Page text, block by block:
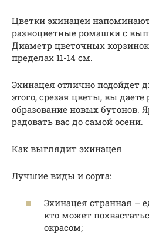
Цветки эхинацеи
разноцветные ромашки с
Диаметр цветочных
пределах 11-14 см.
Эхинацея отлично подойдет
этого, срезая цветы, вы
образование новых бутонов.
радовать вас до самой осени.
Как выглядит эхинацея
Лучшие виды и сорта:
Эхинацея странная –
кто может
окрасом;